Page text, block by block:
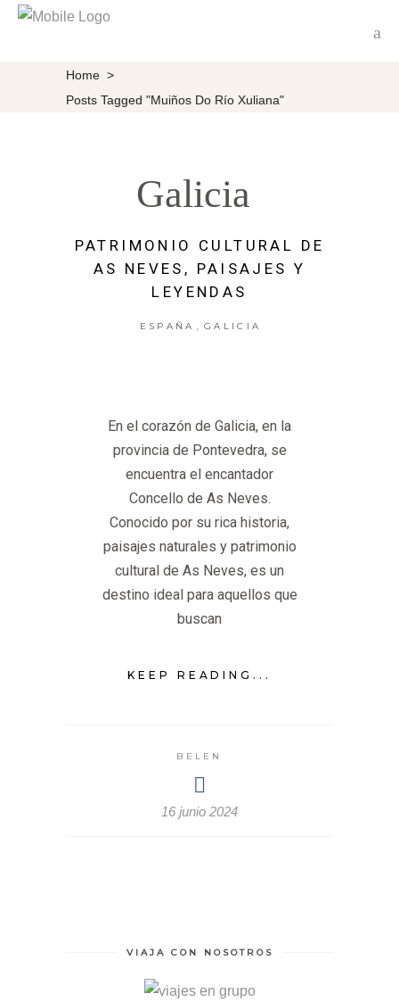
Home >
Posts Tagged "Muiños Do Río Xuliana"
Galicia
PATRIMONIO CULTURAL DE
AS NEVES, PAISAJES Y
LEYENDAS
ESPAÑA GALICIA
En el corazón de Galicia, en la
provincia de Pontevedra, se
encuentra el encantador
Concello de As Neves.
Conocido por su rica historia,
paisajes naturales y patrimonio
cultural de As Neves, es un
destino ideal para aquellos que
buscan
KEEP READING...
BELEN
16 junio 2024
VIAJA CON NOSOTROS